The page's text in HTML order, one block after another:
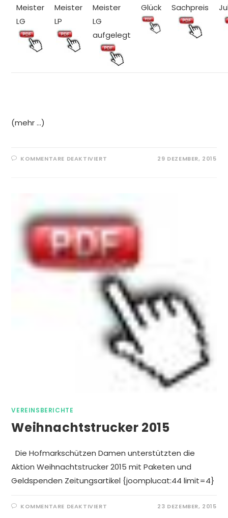
Meister
LG
Meister
LP
Meister
LG
aufgelegt
Glück Sachpreis
(mehr …)
KOMMENTARE DEAKTIVIERT 29 DEZEMBER, 2015
VEREINSBERICHTE
Weihnachtstrucker 2015
Die Hofmarkschützen Damen unterstützten die
Aktion Weihnachtstrucker 2015 mit Paketen und
Geldspenden Zeitungsartikel {joomplucat:44 limit=4}
KOMMENTARE DEAKTIVIERT 23 DEZEMBER, 2015